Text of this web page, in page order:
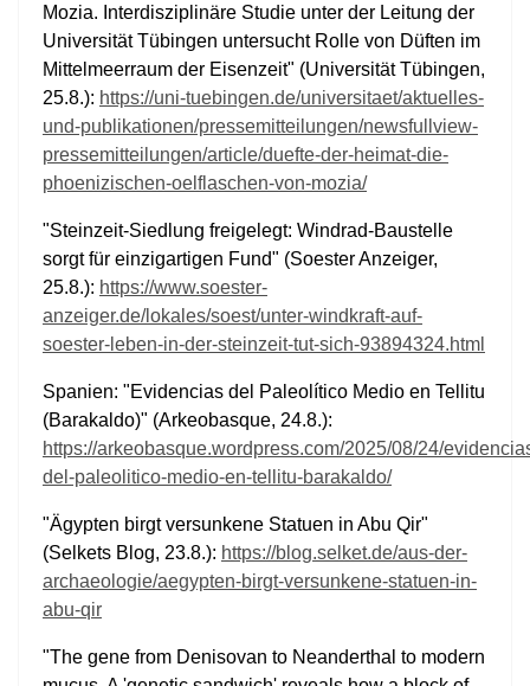
Mozia. Interdisziplinäre Studie unter der Leitung der
Universität Tübingen untersucht Rolle von Düften im
Mittelmeerraum der Eisenzeit" (Universität Tübingen,
25.8.): https://uni-tuebingen.de/universitaet/aktuelles-
und-publikationen/pressemitteilungen/newsfullview-
pressemitteilungen/article/duefte-der-heimat-die-
phoenizischen-oelflaschen-von-mozia/
"Steinzeit-Siedlung freigelegt: Windrad-Baustelle
sorgt für einzigartigen Fund" (Soester Anzeiger,
25.8.): https://www.soester-
anzeiger.de/lokales/soest/unter-windkraft-auf-
soester-leben-in-der-steinzeit-tut-sich-93894324.html
Spanien: "Evidencias del Paleolítico Medio en Tellitu
(Barakaldo)" (Arkeobasque, 24.8.):
https://arkeobasque.wordpress.com/2025/08/24/
del-paleolitico-medio-en-tellitu-barakaldo/
"Ägypten birgt versunkene Statuen in Abu Qir"
(Selkets Blog, 23.8.): https://blog.selket.de/aus-der-
archaeologie/aegypten-birgt-versunkene-statuen-in-
abu-qir
"The gene from Denisovan to Neanderthal to modern